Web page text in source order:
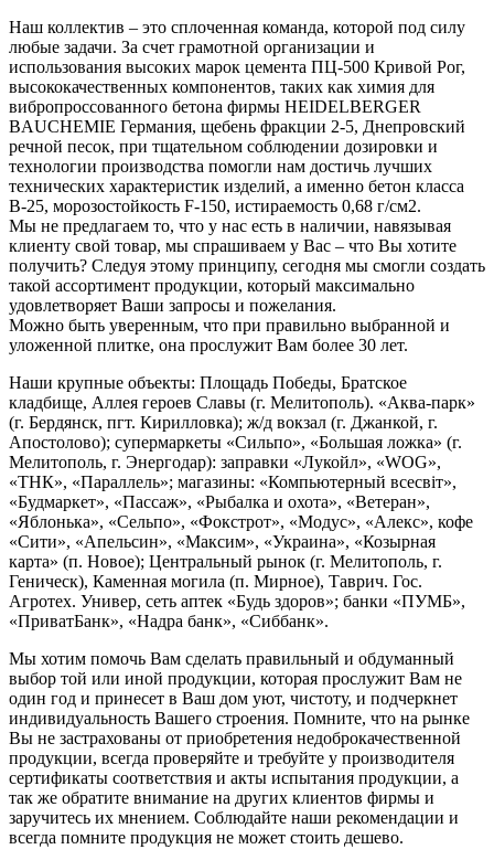
Наш коллектив – это сплоченная команда, которой под силу
любые задачи. За счет грамотной организации и
использования высоких марок цемента ПЦ-500 Кривой Рог,
высококачественных компонентов, таких как химия для
вибропроссованного бетона фирмы HEIDELBERGER
BAUCHEMIE Германия, щебень фракции 2-5, Днепровский
речной песок, при тщательном соблюдении дозировки и
технологии производства помогли нам достичь лучших
технических характеристик изделий, а именно бетон класса
B-25, морозостойкость F-150, истираемость 0,68 г/см2.
Мы не предлагаем то, что у нас есть в наличии, навязывая
клиенту свой товар, мы спрашиваем у Вас – что Вы хотите
получить? Следуя этому принципу, сегодня мы смогли создать
такой ассортимент продукции, который максимально
удовлетворяет Ваши запросы и пожелания.
Можно быть уверенным, что при правильно выбранной и
уложенной плитке, она прослужит Вам более 30 лет.
Наши крупные объекты: Площадь Победы, Братское
кладбище, Аллея героев Славы (г. Мелитополь). «Аква-парк»
(г. Бердянск, пгт. Кирилловка); ж/д вокзал (г. Джанкой, г.
Апостолово); супермаркеты «Сильпо», «Большая ложка» (г.
Мелитополь, г. Энергодар): заправки «Лукойл», «WOG»,
«ТНК», «Параллель»; магазины: «Компьютерный всесвіт»,
«Будмаркет», «Пассаж», «Рыбалка и охота», «Ветеран»,
«Яблонька», «Сельпо», «Фокстрот», «Модус», «Алекс», кофе
«Сити», «Апельсин», «Максим», «Украина», «Козырная
карта» (п. Новое); Центральный рынок (г. Мелитополь, г.
Геническ), Каменная могила (п. Мирное), Таврич. Гос.
Агротех. Универ, сеть аптек «Будь здоров»; банки «ПУМБ»,
«ПриватБанк», «Надра банк», «Сиббанк».
Мы хотим помочь Вам сделать правильный и обдуманный
выбор той или иной продукции, которая прослужит Вам не
один год и принесет в Ваш дом уют, чистоту, и подчеркнет
индивидуальность Вашего строения. Помните, что на рынке
Вы не застрахованы от приобретения недоброкачественной
продукции, всегда проверяйте и требуйте у производителя
сертификаты соответствия и акты испытания продукции, а
так же обратите внимание на других клиентов фирмы и
заручитесь их мнением. Соблюдайте наши рекомендации и
всегда помните продукция не может стоить дешево.